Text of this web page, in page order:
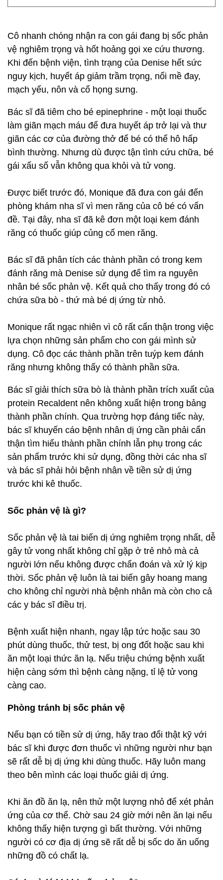
Cô nhanh chóng nhận ra con gái đang bị sốc phản
vệ nghiêm trọng và hốt hoảng gọi xe cứu thương.
Khi đến bệnh viện, tình trạng của Denise hết sức
nguy kịch, huyết áp giảm trầm trọng, nổi mề đay,
mạch yếu, nôn và cổ họng sưng.
Bác sĩ đã tiêm cho bé epinephrine - một loại thuốc
làm giãn mạch máu để đưa huyết áp trở lại và thư
giãn các cơ của đường thở để bé có thể hô hấp
bình thường. Nhưng dù được tận tình cứu chữa, bé
gái xấu số vẫn không qua khỏi và tử vong.
Được biết trước đó, Monique đã đưa con gái đến
phòng khám nha sĩ vì men răng của cô bé có vấn
đề. Tại đây, nha sĩ đã kê đơn một loại kem đánh
răng có thuốc giúp củng cố men răng.
Bác sĩ đã phân tích các thành phần có trong kem
đánh răng mà Denise sử dụng để tìm ra nguyên
nhân bé sốc phản vệ. Kết quả cho thấy trong đó có
chứa sữa bò - thứ mà bé dị ứng từ nhỏ.
Monique rất ngạc nhiên vì cô rất cẩn thận trong việc
lựa chọn những sản phẩm cho con gái mình sử
dụng. Cô đọc các thành phần trên tuýp kem đánh
răng nhưng không thấy có thành phần sữa.
Bác sĩ giải thích sữa bò là thành phần trích xuất của
protein Recaldent nên không xuất hiện trong bảng
thành phần chính. Qua trường hợp đáng tiếc này,
bác sĩ khuyến cáo bệnh nhân dị ứng cần phải cẩn
thận tìm hiểu thành phần chính lẫn phụ trong các
sản phẩm trước khi sử dụng, đồng thời các nha sĩ
và bác sĩ phải hỏi bệnh nhân về tiền sử dị ứng
trước khi kê thuốc.
Sốc phản vệ là gì?
Sốc phản vệ là tai biến dị ứng nghiêm trọng nhất, dễ
gây tử vong nhất không chỉ gặp ở trẻ nhỏ mà cả
người lớn nếu không được chẩn đoán và xử lý kịp
thời. Sốc phản vệ luôn là tai biến gây hoang mang
cho không chỉ người nhà bệnh nhân mà còn cho cả
các y bác sĩ điều trị.
Bệnh xuất hiện nhanh, ngay lập tức hoặc sau 30
phút dùng thuốc, thử test, bị ong đốt hoặc sau khi
ăn một loại thức ăn lạ. Nếu triệu chứng bệnh xuất
hiện càng sớm thì bệnh càng nặng, tỉ lệ tử vong
càng cao.
Phòng tránh bị sốc phản vệ
Nếu bạn có tiền sử dị ứng, hãy trao đổi thật kỹ với
bác sĩ khi được đơn thuốc vì những người như bạn
sẽ rất dễ bị dị ứng khi dùng thuốc. Hãy luôn mang
theo bên mình các loại thuốc giải dị ứng.
Khi ăn đồ ăn lạ, nên thử một lượng nhỏ để xét phản
ứng của cơ thể. Chờ sau 24 giờ mới nên ăn lại nếu
không thấy hiện tượng gì bất thường. Với những
người có cơ địa dị ứng sẽ rất dễ bị sốc do ăn uống
những đồ có chất lạ.